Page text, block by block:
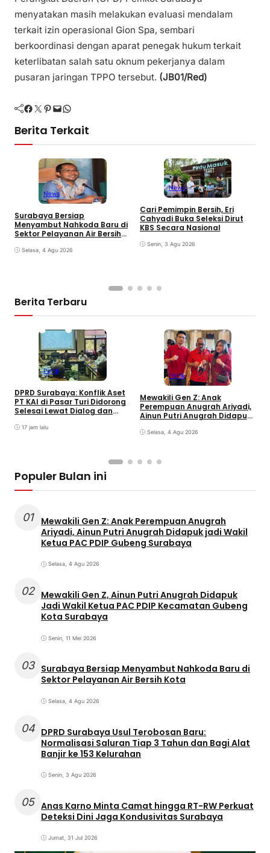
menyatakan masih melakukan evaluasi mendalam
terkait izin operasional Gion Spa, sembari
berkoordinasi dengan aparat penegak hukum terkait
keterlibatan salah satu oknum pekerjanya dalam
pusaran jaringan TPPO tersebut. (JB01/Red)
Facebook Twitter Pinterest Mail WhatsApp
Berita Terkait
News
Surabaya Bersiap
Menyambut Nahkoda Baru di
Sektor Pelayanan Air Bersih
Selasa, 4 Agu 2026
News
Cari Pemimpin Bersih, Eri
Cahyadi Buka Seleksi Dirut
KBS Secara Nasional
Senin, 3 Agu 2026
Berita Terbaru
Politik
DPRD Surabaya: Konflik Aset
PT KAI di Pasar Turi Didorong
Selesai Lewat Dialog dan
17 jam lalu
Politik
Mewakili Gen Z: Anak
Perempuan Anugrah Ariyadi,
Ainun Putri Anugrah Didapuk
Gubeng Surabaya
Selasa, 4 Agu 2026
Populer Bulan ini
01
Mewakili Gen Z: Anak Perempuan Anugrah
Ariyadi, Ainun Putri Anugrah Didapuk jadi Wakil
Ketua PAC PDIP Gubeng Surabaya
Selasa, 4 Agu 2026
02 Mewakili Gen Z, Ainun Putri Anugrah Didapuk
Jadi Wakil Ketua PAC PDIP Kecamatan Gubeng
Kota Surabaya
Senin, 11 Mei 2026
03 Surabaya Bersiap Menyambut Nahkoda Baru di
Sektor Pelayanan Air Bersih Kota
Selasa, 4 Agu 2026
04 DPRD Surabaya Usul Terobosan Baru:
Normalisasi Saluran Tiap 3 Tahun dan Bagi Alat
Banjir ke 153 Kelurahan
Senin, 3 Agu 2026
05 Anas Karno Minta Camat hingga RT-RW Perkuat
Deteksi Dini Jaga Kondusivitas Surabaya
Jumat, 31 Jul 2026